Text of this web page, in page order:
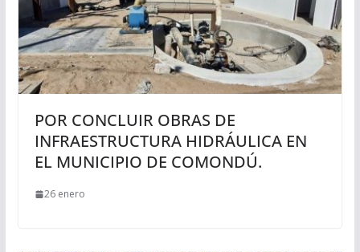
POR CONCLUIR OBRAS DE
INFRAESTRUCTURA HIDRÁULICA EN
EL MUNICIPIO DE COMONDÚ.
26 enero